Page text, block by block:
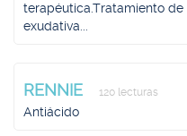
terapéutica.Tratamiento
exudativa...
RENNIE 120 lecturas
Antiácido